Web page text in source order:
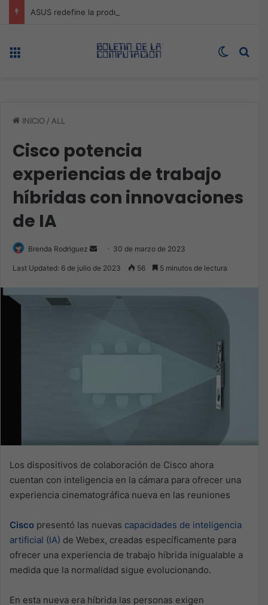
Switch
INICIO / ALL
Cisco potencia
experiencias de trabajo
híbridas con innovaciones
de IA
Brenda Rodriguez
Send 30 de marzo de 2023
Last Updated: 6 de julio de 2023 56 5 minutos de lectura
Los dispositivos de colaboración de Cisco ahora
cuentan con inteligencia en la cámara para ofrecer una
experiencia cinematográfica nueva en las reuniones
Cisco presentó las nuevas capacidades de inteligencia
artificial (IA) de Webex, creadas específicamente para
ofrecer una experiencia de trabajo híbrida inigualable a
medida que la normalidad sigue evolucionando.
En esta nueva era híbrida las personas exigen